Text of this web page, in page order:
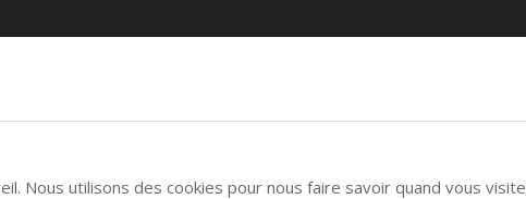
Nous utilisons des cookies pour nous faire savoir quand vous